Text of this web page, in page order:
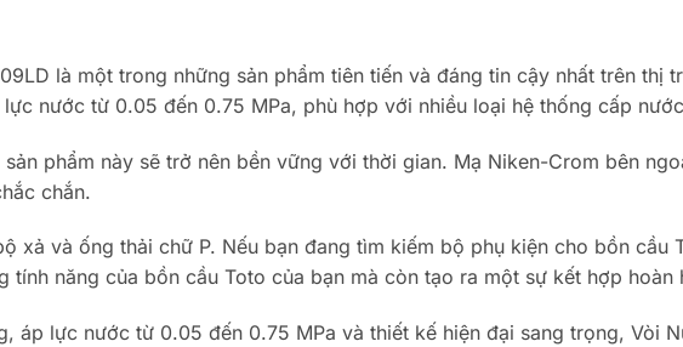
là một trong những sản phẩm tiên tiến và đáng tin cậy nhất trên
nước từ 0.05 đến 0.75 MPa, phù hợp với nhiều loại hệ thống cấp
phẩm này sẽ trở nên bền vững với thời gian. Mạ Niken-Crom bên
chắn.
xả và ống thải chữ P. Nếu bạn đang tìm kiếm bộ phụ kiện cho bồn cầu
năng của bồn cầu Toto của bạn mà còn tạo ra một sự kết hợp hoàn
áp lực nước từ 0.05 đến 0.75 MPa và thiết kế hiện đại sang trọng, Vòi